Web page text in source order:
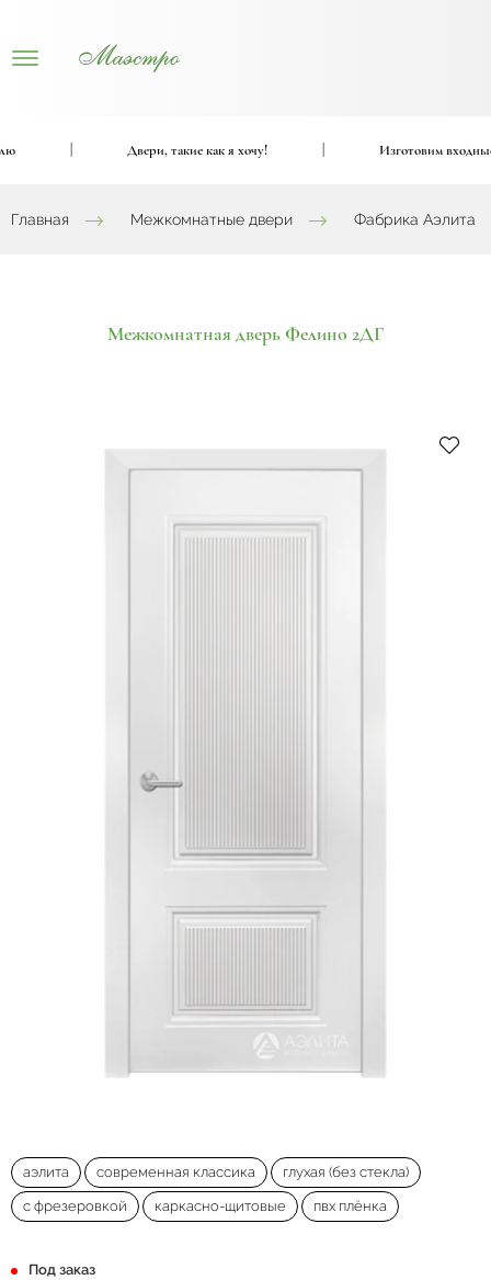
Двери, такие как я хочу! Изготовим входные
Главная Межкомнатные двери Фабрика Аэлита
Межкомнатная дверь Фелино 2ДГ
аэлита современная классика глухая (без стекла)
с фрезеровкой каркасно-щитовые пвх плёнка
Под заказ